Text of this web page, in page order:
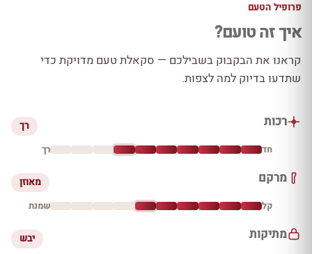
פרופיל הטעם
איך זה טועם?
קראנו את הבקבוק בשבילכם — סקאלת טעם מדויקת כדי
שתדעו בדיוק למה לצפות.
רכות רך
חד רך
מרקם מאוזן
קל שמנת
מתיקות יבש